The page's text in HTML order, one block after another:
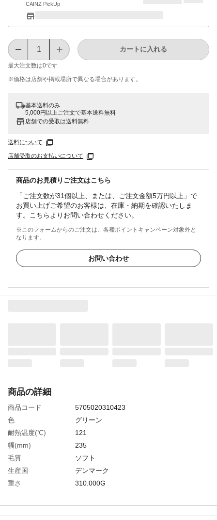
CAINZ PickUp
最大注文数は0です
カートに入れる
※価格は​店舗や​掲載場所で​異なる​場合が​あります。
基本送料のみ
5,000円以上ご注文で基本送料無料
店舗での受取は送料無料
送料について
店舗受取のお支払いについて
商品のお見積りご注文はこちら
「ご注文数が31個以上、または、ご注文金額5万円以上」で
お買い上げご希望のお客様は、在庫・納期を確認いたしま
す。こちらよりお問い合わせください。
※このフォームからのご注文は、各種ポイントキャンペーン対象外と
なります。
お問い合わせ
商品の詳細
商品コード
5705020310423
色
グリーン
耐熱温度(℃)
121
幅(mm)
235
毛質
ソフト
生産国
デンマーク
重さ
310.000G
材質2
フィラメント:ポリエステル